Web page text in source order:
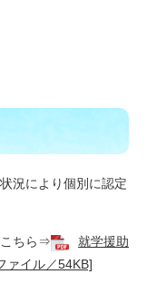
況により個別に認定
こちら⇒
就学援助
ァイル／54KB]